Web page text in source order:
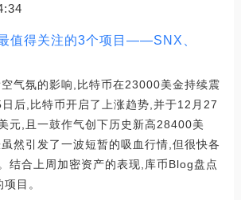
值得关注的3个项目——SNX、
空气氛的影响,比特币在23000美金持续震
后,比特币开启了上涨趋势,并于12月27
元,且一鼓作气创下历史新高28400美
然引发了一波短暂的吸血行情,但很快各
结合上周加密资产的表现,库币Blog盘点
目。